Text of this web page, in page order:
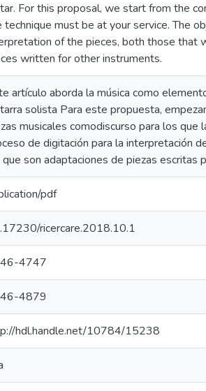
For this proposal, we start from the
technique must be at your service. The
of the pieces, both those that
written for other instruments.
artículo aborda la música como
solista Para este propuesta,
musicales comodiscurso para los
de digitación para la interpretación
que son adaptaciones de piezas escritas
pdf
ricercare.2018.10.1
4747
4879
hdl.handle.net/10784/15238